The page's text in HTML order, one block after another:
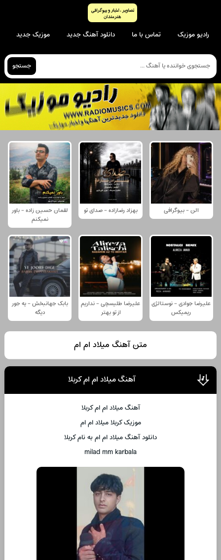
رادیو موزیک تماس با ما دانلود آهنگ جدید موزیک جدید
جستجو
الن - بیوگرافی بهزاد رضازاده - صدای تو
لقمان حسین زاده - باور
نمیکنم
علیرضا جوادی - نوستالژی
ریمیکس
علیرضا طلیسچی - نداریم
از تو بهتر
بابک جهانبخش - یه جور
دیگه
متن آهنگ میلاد ام ام
آهنگ میلاد ام ام کربلا
آهنگ میلاد ام ام کربلا
موزیک کربلا میلاد ام ام
دانلود آهنگ میلاد ام ام به نام کربلا
milad mm karbala